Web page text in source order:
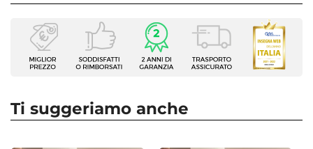
Caratteristiche
Tipologia
Supporto per salvagoccia
Compatibilità Serie
Ti suggeriamo anche